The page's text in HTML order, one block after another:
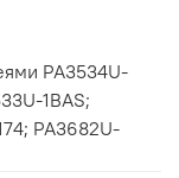
PA3534U-
1BAS;
PA3682U-